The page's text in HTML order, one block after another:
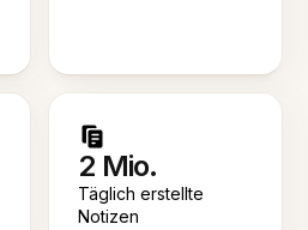
2 Mio.
Täglich erstellte
Notizen